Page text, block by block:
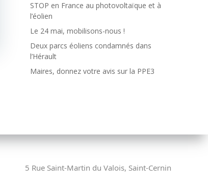
STOP en France au photovoltaïque et à
l’éolien
Le 24 mai, mobilisons-nous !
Deux parcs éoliens condamnés dans
l’Hérault
Maires, donnez votre avis sur la PPE3
5 Rue Saint-Martin du Valois, Saint-Cernin